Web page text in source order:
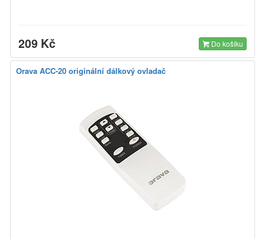
209 Kč Do košíku
Orava ACC-20 originální dálkový ovladač